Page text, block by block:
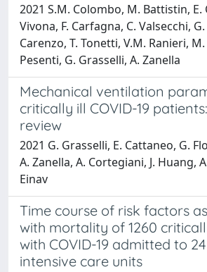
2021 S.M. Colombo, M. Battistin, E.
Vivona, F. Carfagna, C. Valsecchi,
Carenzo, T. Tonetti, V.M. Ranieri,
Pesenti, G. Grasselli, A. Zanella
Mechanical ventilation
critically ill COVID-19
review
2021 G. Grasselli, E. Cattaneo, G.
A. Zanella, A. Cortegiani, J. Huang,
Einav
Time course of risk factors
with mortality of 1260
with COVID-19 admitted to
intensive care units